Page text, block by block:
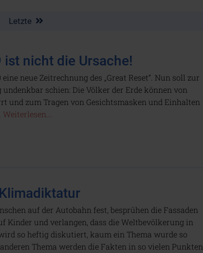
Letzte
nicht die Ursache!
neue Zeitrechnung des „Great Reset“. Nun soll zur
schien: Die Völker der Erde können von
und zum Tragen von Gesichtsmasken und Einhalten
Weiterlesen...
auf der Autobahn fest, besprühen die Fassaden
Kinder und verlangen, dass die Weltbevölkerung in
so heftig diskutiert, kaum ein Thema wurde so
Thema werden die Fakten in so vielen Punkten